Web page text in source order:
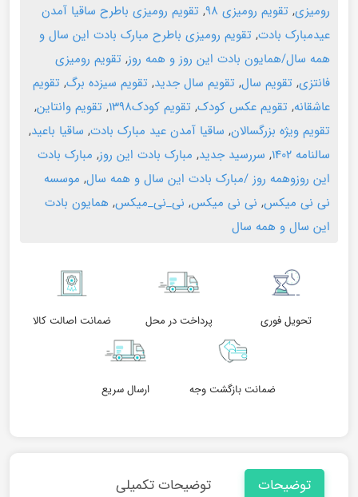
رومیزی, تقویم رومیزی ۹۸ , تقویم رومیزی باطرح ساقیا آمدن
عیدمبارک بادت, تقویم رومیزی باطرح مبارک بادت این سال و
همه سال/همایون بادت این روز و همه روز, تقویم رومیزی
فانتزی, تقویم سال, تقویم سال جدید, تقویم سیزده برگ, تقویم
عاشقانه, تقویم عکس کودک, تقویم کودک۱۳۹۸ , تقویم وانتاین,
تقویم ویژه بزرگسالان, ساقیا آمدن عید مبارک بادت, ساقیا باعید,
سالنامه ۱۴۰۲
, سررسید جدید, مبارک بادت این روز, مبارک بادت
این روزوهمه روز /مبارک بادت این سال و همه سال, موسسه
نی نی میکس, نی نی میکس, نی_نی_میکس, همایون بادت
این سال و همه سال
تحویل فوری پرداخت در محل ضمانت اصالت کالا
ضمانت بازگشت وجه ارسال سریع
توضیحات
توضیحات تکمیلی